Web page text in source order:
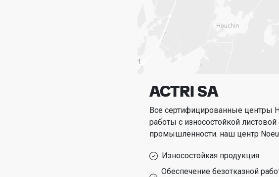
ACTRI SA
Все сертифицированные центры
работы с износостойкой
промышленности. наш центр
Износостойкая продукция
Обеспечение безотказной